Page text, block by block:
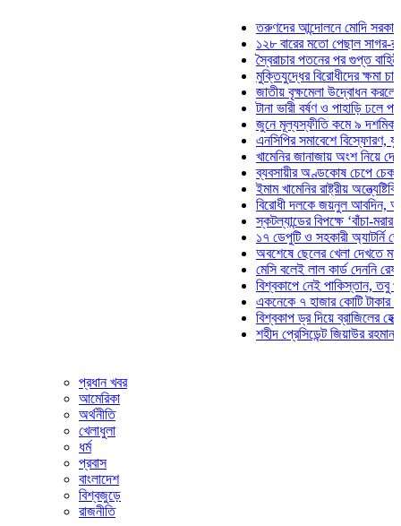
তরুণদের আন্দোলনে মোদি সরকার
১২৮ বারের মতো পেছাল সাগর-রুনি
স্বৈরাচার পতনের পর গুপ্ত বাহিনীর
মুক্তিযুদ্ধের বিরোধীদের ক্ষমা চাইতে
জাতীয় বৃক্ষমেলা উদ্বোধন করলেন
টানা ভারী বর্ষণ ও পাহাড়ি ঢলে
জুনে মূল্যস্ফীতি কমে ৯ দশমিক ১৬
এনসিপির সমাবেশে বিস্ফোরণ,
খামেনির জানাজায় অংশ নিয়ে দেশে
ব্যবসায়ীর অণ্ডকোষ চেপে চেক-
ইমাম খামেনির রাষ্ট্রীয়
বিরোধী দলকে জয়নুল আবদিন,
স্কটল্যান্ডের বিপক্ষে ‘বাঁচা-মরার
১৭ ডেপুটি ও সহকারী অ্যাটর্নি
অবশেষে ছেলের খেলা দেখতে মাঠে
মেসি বলেই লাল কার্ড দেননি রেফারি!
বিশ্বকাপে নেই পাকিস্তান, তবু
একনেকে ৭ হাজার কোটি টাকার ৫
বিশ্বকাপ ড্র দিয়ে ব্রাজিলের হেক্সা
শহীদ প্রেসিডেন্ট জিয়াউর রহমান
প্রধান খবর
আমেরিকা
অর্থনীতি
খেলাধুলা
ধর্ম
প্রবাস
বাংলাদেশ
বিশ্বজুড়ে
রাজনীতি